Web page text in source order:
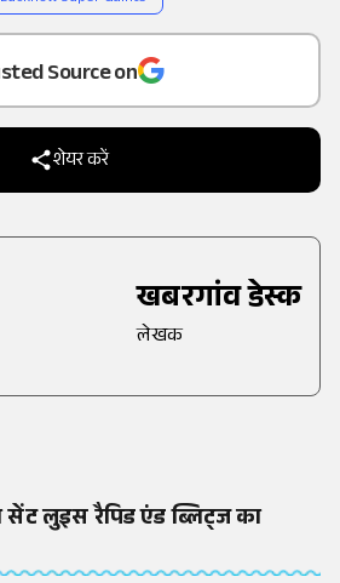
Add
as a
Source on
शेयर करें
खबरगांव डेस्क
लेखक
सेंट लुइस रैपिड एंड ब्लिट्ज का